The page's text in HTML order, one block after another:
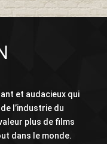
et audacieux qui
l’industrie du
plus de films
dans le monde.